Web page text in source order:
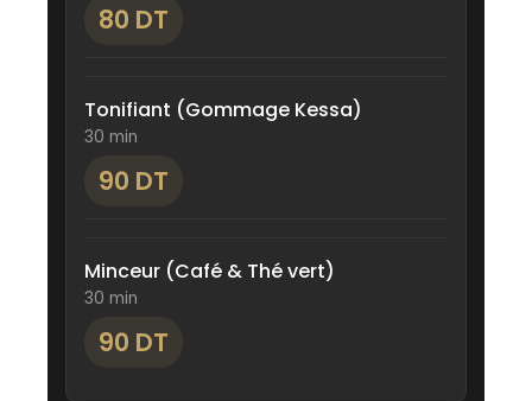
80 DT
Tonifiant (Gommage Kessa)
30 min
90 DT
Minceur (Café & Thé vert)
30 min
90 DT